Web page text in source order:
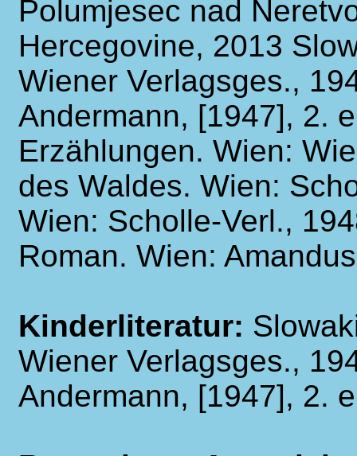
Polumjesec nad
Hercegovine, 2013
Wiener Verlagsges.,
Andermann, [1947], 2.
Erzählungen. Wien:
des Waldes. Wien:
Wien: Scholle-Verl.,
Roman. Wien:
Kinderliteratur:
Wiener Verlagsges.,
Andermann, [1947], 2.